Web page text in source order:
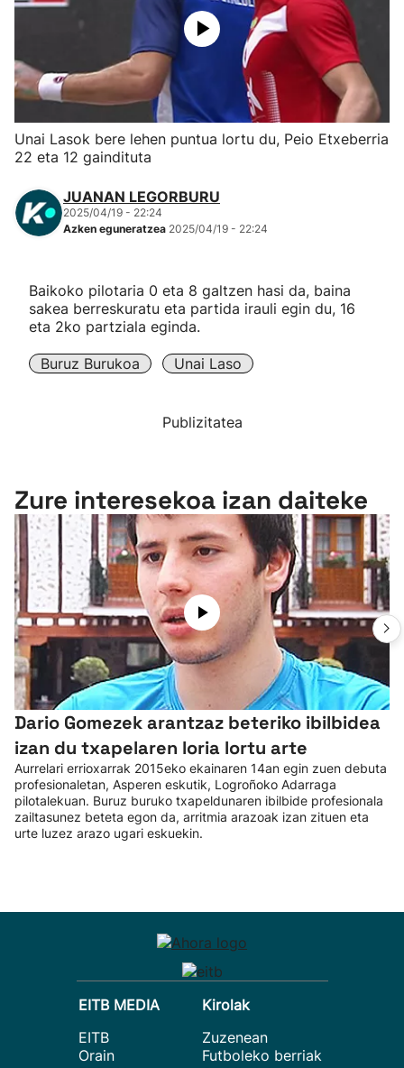
Herri-kirolak
Eskubaloia
Kirolak 360
Mendi-lasterketak
"Helmuga"
Unai Lasok bere lehen puntua lortu du, Peio Etxeberria
22 eta 12 gaindituta
JUANAN LEGORBURU
2025/04/19 - 22:24
Azken eguneratzea 2025/04/19 - 22:24
Baikoko pilotaria 0 eta 8 galtzen hasi da, baina
sakea berreskuratu eta partida irauli egin du, 16
eta 2ko partziala eginda.
Buruz Burukoa Unai Laso
Publizitatea
Zure interesekoa izan daiteke
Dario Gomezek arantzaz beteriko ibilbidea
izan du txapelaren loria lortu arte
Aurrelari errioxarrak 2015eko ekainaren 14an egin zuen debuta
profesionaletan, Asperen eskutik, Logroñoko Adarraga
pilotalekuan. Buruz buruko txapeldunaren ibilbide profesionala
zailtasunez beteta egon da, arritmia arazoak izan zituen eta
urte luzez arazo ugari eskuekin.
EITB MEDIA
EITB
Orain
Kirolak
Zuzenean
Futboleko berriak